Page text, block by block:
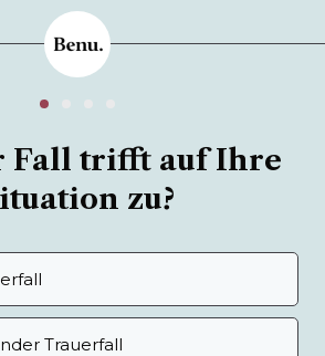
Fall trifft auf Ihre
zu?
Trauerfall